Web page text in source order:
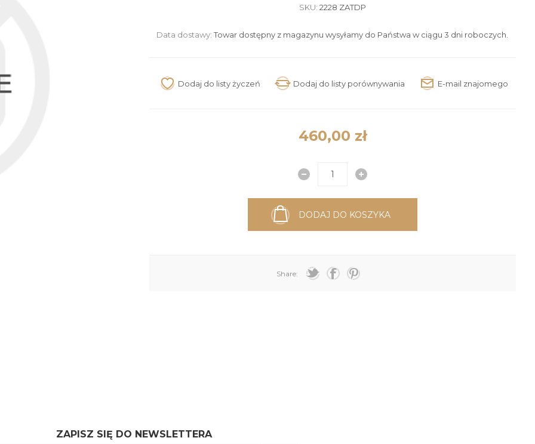
SKU: 2228 ZATDP
Data dostawy: Towar dostępny z magazynu wysyłamy do Państwa w ciągu 3 dni roboczych.
460,00 zł
DODAJ DO KOSZYKA
Share:
ZAPISZ SIĘ DO NEWSLETTERA